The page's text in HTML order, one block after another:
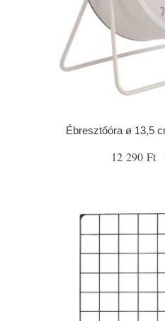
Ébresztőóra ø 13,5
12 290 Ft